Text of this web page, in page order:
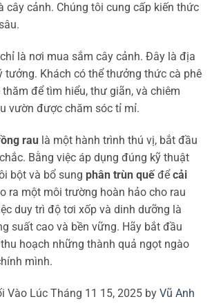
cây cảnh. Chúng tôi cung cấp kiến thức
là nơi mua sắm cây cảnh. Đây là địa
tưởng. Khách có thể thưởng thức cà phê
để tìm hiểu, thư giãn, và chiêm
vườn được chăm sóc tỉ mỉ.
rau là một hành trình thú vị, bắt đầu
Bằng việc áp dụng đúng kỹ thuật
bột và bổ sung phân trùn quếđểcải
ra một môi trường hoàn hảo cho rau
duy trì độ tơi xốp và dinh dưỡng là
suất cao và bền vững. Hãy bắt đầu
hoạch những thành quả ngọt ngào
mình.
Vào Lúc Tháng 11 15, 2025 by Vũ Anh